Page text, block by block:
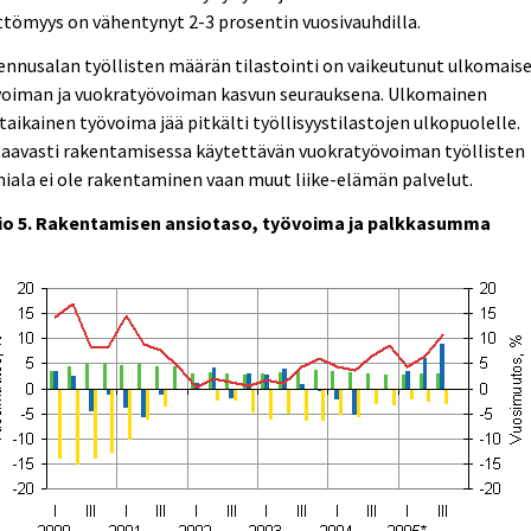
on vähentynyt 2-3 prosentin vuosivauhdilla.
työllisten määrän tilastointi on vaikeutunut
ja vuokratyövoiman kasvun seurauksena. Ulkomainen
työvoima jää pitkälti työllisyystilastojen ulkopuolelle.
rakentamisessa käytettävän vuokratyövoiman työllisten
ei ole rakentaminen vaan muut liike-elämän palvelut.
5. Rakentamisen ansiotaso, työvoima ja palkkasumma